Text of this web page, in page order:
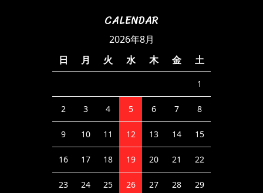
CALENDAR
2026年8月
日
月 火 水 木 金 土
1
2 3 4 5 6 7 8
9 10 11 12 13 14 15
16 17 18 19 20 21 22
23 24 25 26 27 28 29